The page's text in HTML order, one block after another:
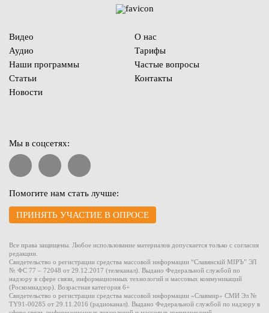
Видео
Аудио
Наши программы
Статьи
Новости
О нас
Тарифы
Частые вопросы
Контакты
Мы в соцсетях:
Помогите нам стать лучше:
ПРИНЯТЬ УЧАСТИЕ В ОПРОСЕ
Все права защищены. Любое использование материалов допускается только с согласия
редакции.
Свидетельство о регистрации средства массовой информации “Славянскiй МIРЪ” ЭЛ
№ ФС 77 – 72048 от 29.12.2017 (телеканал). Выдано Федеральной службой по
надзору в сфере связи, информационных технологий и массовых коммуникаций
(Роскомнадзор). Возрастная категория 6+
Свидетельство о регистрации средства массовой информации «Славмир» СМИ Эл №
TY91-00285 от 29.11.2016 (радиоканал). Выдано Федеральной службой по надзору в